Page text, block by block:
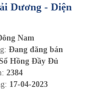
Dương - Diện
Nam
Đang đăng bán
Hồng Đầy Đủ
2384
17-04-2023